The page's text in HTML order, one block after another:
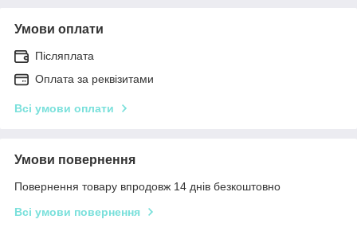
Умови оплати
Післяплата
Оплата за реквізитами
Всі умови оплати
Умови повернення
Повернення товару впродовж 14 днів безкоштовно
Всі умови повернення